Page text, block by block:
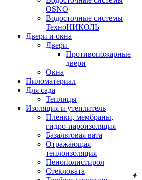
OSNO
Водосточные системы
ТехноНИКОЛЬ
Двери и окна
Двери
Противопожарные
двери
Окна
Пиломатериал
Для сада
Теплицы
Изоляция и утеплитель
Пленки, мембраны,
гидро-пароизоляция
Базальтовая вата
Отражающая
теплоизоляция
Пенополистирол
Стекловата